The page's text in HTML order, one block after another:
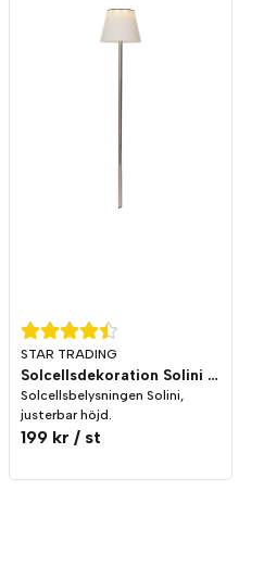
STAR TRADING
Solcellsdekoration Solini Justerbar Höjd
Solcellsbelysningen Solini,
justerbar höjd.
199 kr / st